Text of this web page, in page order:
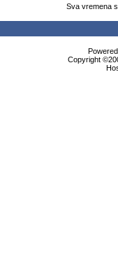
Sva vremena
Copyright